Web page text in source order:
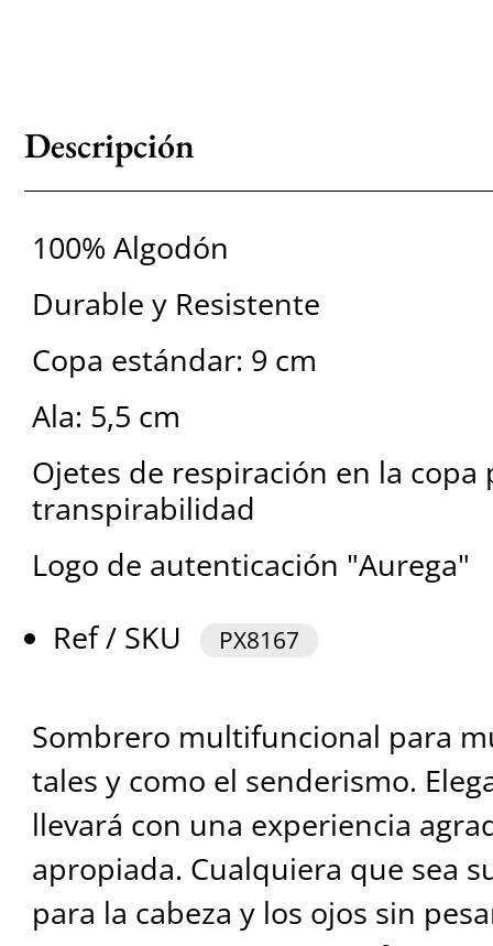
Descripción
100% Algodón
Durable y Resistente
Copa estándar: 9 cm
Ala: 5,5 cm
Ojetes de respiración en la
transpirabilidad
Logo de autenticación "Aurega"
Ref / SKU
PX8167
Sombrero multifuncional para
tales y como el senderismo.
llevará con una experiencia
apropiada. Cualquiera que sea
para la cabeza y los ojos sin